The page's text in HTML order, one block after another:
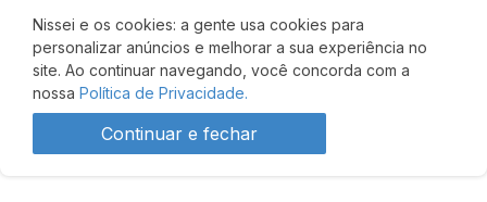
R$ 50,89
Nissei e os cookies: a gente usa cookies para
personalizar anúncios e melhorar a sua experiência no
site. Ao continuar navegando, você concorda com a
nossa Política de Privacidade.
Continuar e fechar